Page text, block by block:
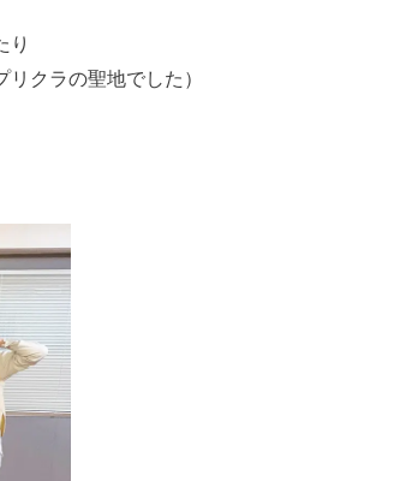
り
クラの聖地でした）